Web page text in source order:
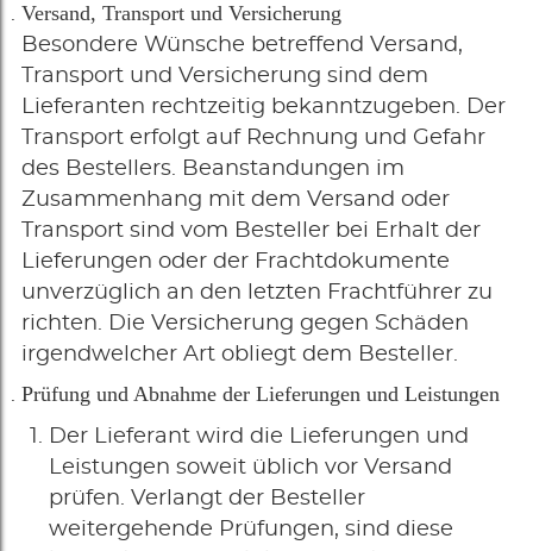
Versand, Transport und Versicherung
Besondere Wünsche betreffend Versand,
Transport und Versicherung sind dem
Lieferanten rechtzeitig bekanntzugeben. Der
Transport erfolgt auf Rechnung und Gefahr
des Bestellers. Beanstandungen im
Zusammenhang mit dem Versand oder
Transport sind vom Besteller bei Erhalt der
Lieferungen oder der Frachtdokumente
unverzüglich an den letzten Frachtführer zu
richten. Die Versicherung gegen Schäden
irgendwelcher Art obliegt dem Besteller.
Prüfung und Abnahme der Lieferungen und Leistungen
Der Lieferant wird die Lieferungen und
Leistungen soweit üblich vor Versand
prüfen. Verlangt der Besteller
weitergehende Prüfungen, sind diese